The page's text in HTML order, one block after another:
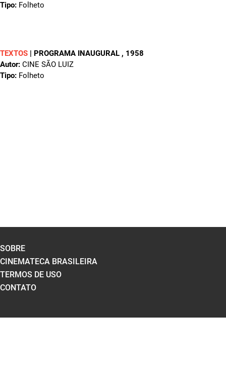
Tipo: Folheto
TEXTOS | PROGRAMA INAUGURAL , 1958
Autor: CINE SÃO LUIZ
Tipo: Folheto
SOBRE
CINEMATECA BRASILEIRA
TERMOS DE USO
CONTATO